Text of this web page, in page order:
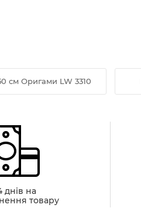
см Оригами LW 3310
днів на
товару